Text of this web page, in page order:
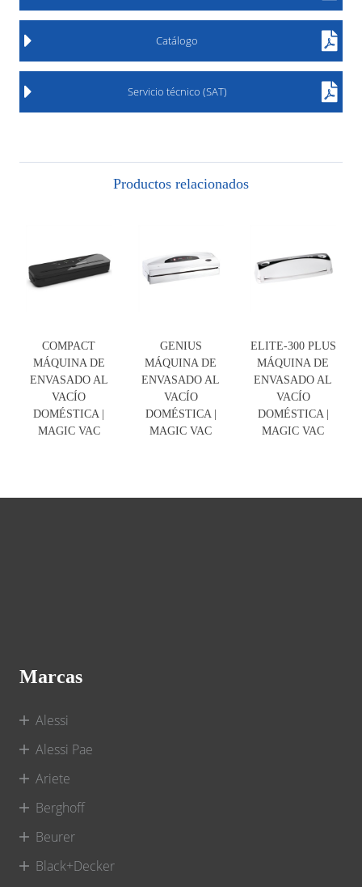
Catálogo
Servicio técnico (SAT)
Productos relacionados
COMPACT
MÁQUINA DE
ENVASADO AL
VACÍO
DOMÉSTICA |
MAGIC VAC
GENIUS
MÁQUINA DE
ENVASADO AL
VACÍO
DOMÉSTICA |
MAGIC VAC
ELITE-300 PLUS
MÁQUINA DE
ENVASADO AL
VACÍO
DOMÉSTICA |
MAGIC VAC
Marcas
Alessi
Alessi Pae
Ariete
Berghoff
Beurer
Black+Decker